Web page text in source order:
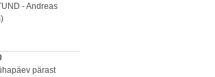
- Andreas
pärast